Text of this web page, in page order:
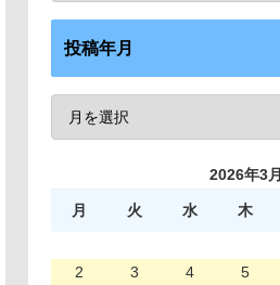
投稿年月
2026年3月
月 火 水 木
2
3 4 5